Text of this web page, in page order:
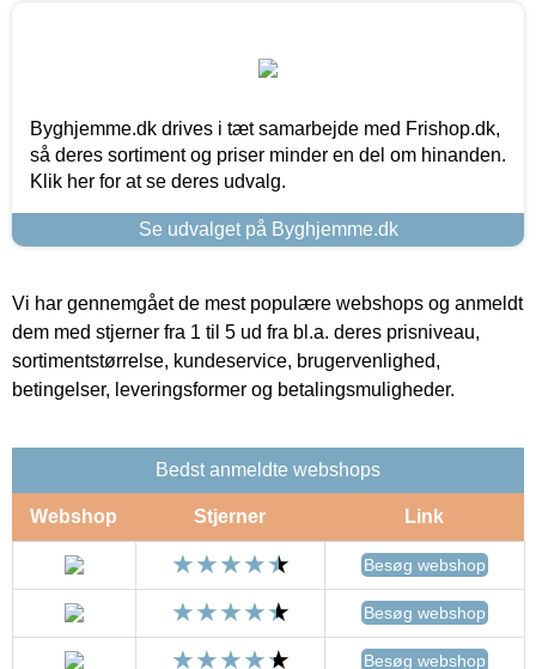
Byghjemme.dk drives i tæt samarbejde med Frishop.dk,
så deres sortiment og priser minder en del om hinanden.
Klik her for at se deres udvalg.
Se udvalget på Byghjemme.dk
Vi har gennemgået de mest populære webshops og anmeldt
dem med stjerner fra 1 til 5 ud fra bl.a. deres prisniveau,
sortimentstørrelse, kundeservice, brugervenlighed,
betingelser, leveringsformer og betalingsmuligheder.
Bedst anmeldte webshops
Webshop Stjerner Link
Besøg webshop
Besøg webshop
Besøg webshop